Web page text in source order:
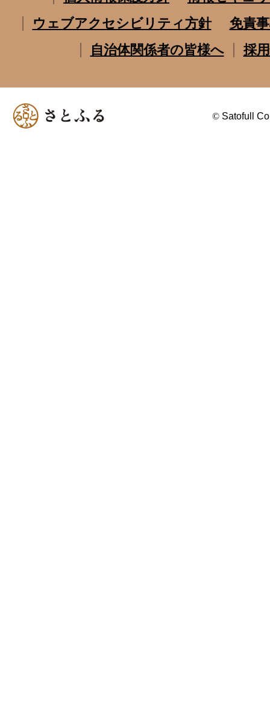
ウェブアクセシビリティ方針
免責
自治体関係者の皆様へ
採
© Satofull